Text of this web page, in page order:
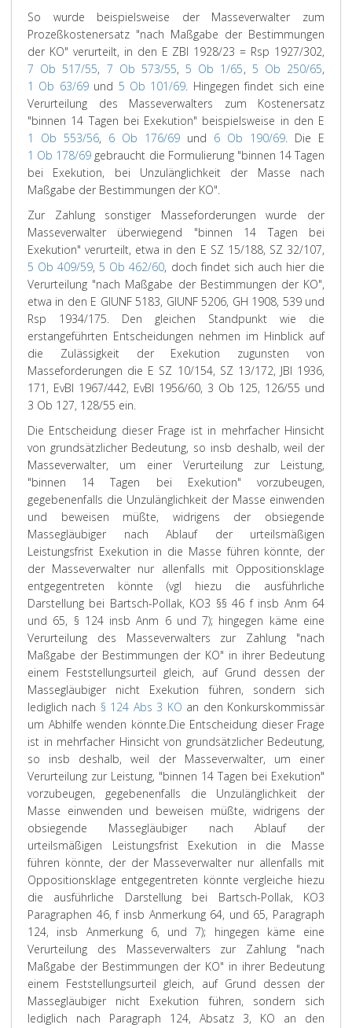
So wurde beispielsweise der Masseverwalter zum
Prozeßkostenersatz "nach Maßgabe der Bestimmungen
der KO" verurteilt, in den E ZBl 1928/23 = Rsp 1927/302,
7 Ob 517/55, 7 Ob 573/55,5 Ob 1/65, 5 Ob 250/65,
1 Ob 63/69und 5 Ob 101/69. Hingegen findet sich eine
Verurteilung des Masseverwalters zum Kostenersatz
"binnen 14 Tagen bei Exekution" beispielsweise in den E
1 Ob 553/56, 6 Ob 176/69 und 6 Ob 190/69. Die E
1 Ob 178/69 gebraucht die Formulierung "binnen 14 Tagen
bei Exekution, bei Unzulänglichkeit der Masse nach
Maßgabe der Bestimmungen der KO".
Zur Zahlung sonstiger Masseforderungen wurde der
Masseverwalter überwiegend "binnen 14 Tagen bei
Exekution" verurteilt, etwa in den E SZ 15/188, SZ 32/107,
5 Ob 409/59,5 Ob 462/60, doch findet sich auch hier die
Verurteilung "nach Maßgabe der Bestimmungen der KO",
etwa in den E GlUNF 5183, GlUNF 5206, GH 1908, 539 und
Rsp 1934/175. Den gleichen Standpunkt wie die
erstangeführten Entscheidungen nehmen im Hinblick auf
die Zulässigkeit der Exekution zugunsten von
Masseforderungen die E SZ 10/154, SZ 13/172, JBl 1936,
171, EvBl 1967/442, EvBl 1956/60, 3 Ob 125, 126/55 und
3 Ob 127, 128/55 ein.
Die Entscheidung dieser Frage ist in mehrfacher Hinsicht
von grundsätzlicher Bedeutung, so insb deshalb, weil der
Masseverwalter, um einer Verurteilung zur Leistung,
"binnen 14 Tagen bei Exekution" vorzubeugen,
gegebenenfalls die Unzulänglichkeit der Masse einwenden
und beweisen müßte, widrigens der obsiegende
Massegläubiger nach Ablauf der urteilsmäßigen
Leistungsfrist Exekution in die Masse führen könnte, der
der Masseverwalter nur allenfalls mit Oppositionsklage
entgegentreten könnte (vgl hiezu die ausführliche
Darstellung bei Bartsch-Pollak, KO3 §§ 46 f insb Anm 64
und 65, § 124 insb Anm 6 und 7); hingegen käme eine
Verurteilung des Masseverwalters zur Zahlung "nach
Maßgabe der Bestimmungen der KO" in ihrer Bedeutung
einem Feststellungsurteil gleich, auf Grund dessen der
Massegläubiger nicht Exekution führen, sondern sich
lediglich nach § 124 Abs 3 KO an den Konkurskommissär
um Abhilfe wenden könnte.Die Entscheidung dieser Frage
ist in mehrfacher Hinsicht von grundsätzlicher Bedeutung,
so insb deshalb, weil der Masseverwalter, um einer
Verurteilung zur Leistung, "binnen 14 Tagen bei Exekution"
vorzubeugen, gegebenenfalls die Unzulänglichkeit der
Masse einwenden und beweisen müßte, widrigens der
obsiegende Massegläubiger nach Ablauf der
urteilsmäßigen Leistungsfrist Exekution in die Masse
führen könnte, der der Masseverwalter nur allenfalls mit
Oppositionsklage entgegentreten könnte vergleiche hiezu
die ausführliche Darstellung bei Bartsch-Pollak, KO3
Paragraphen 46, f insb Anmerkung 64, und 65, Paragraph
124, insb Anmerkung 6, und 7); hingegen käme eine
Verurteilung des Masseverwalters zur Zahlung "nach
Maßgabe der Bestimmungen der KO" in ihrer Bedeutung
einem Feststellungsurteil gleich, auf Grund dessen der
Massegläubiger nicht Exekution führen, sondern sich
lediglich nach Paragraph 124, Absatz 3, KO an den